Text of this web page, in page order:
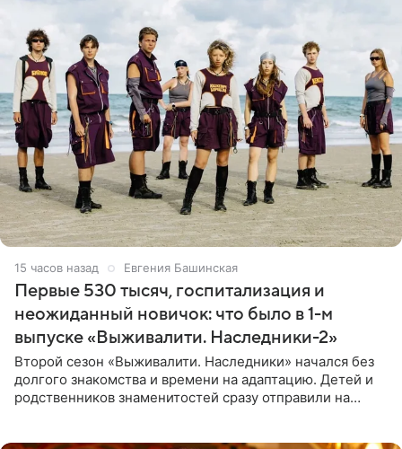
15 часов назад Евгения Башинская
Первые 530 тысяч, госпитализация и
неожиданный новичок: что было в 1-м
выпуске «Выживалити. Наследники-2»
Второй сезон «Выживалити. Наследники» начался без
долгого знакомства и времени на адаптацию. Детей и
родственников знаменитостей сразу отправили на